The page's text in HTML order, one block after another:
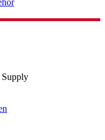
Supply